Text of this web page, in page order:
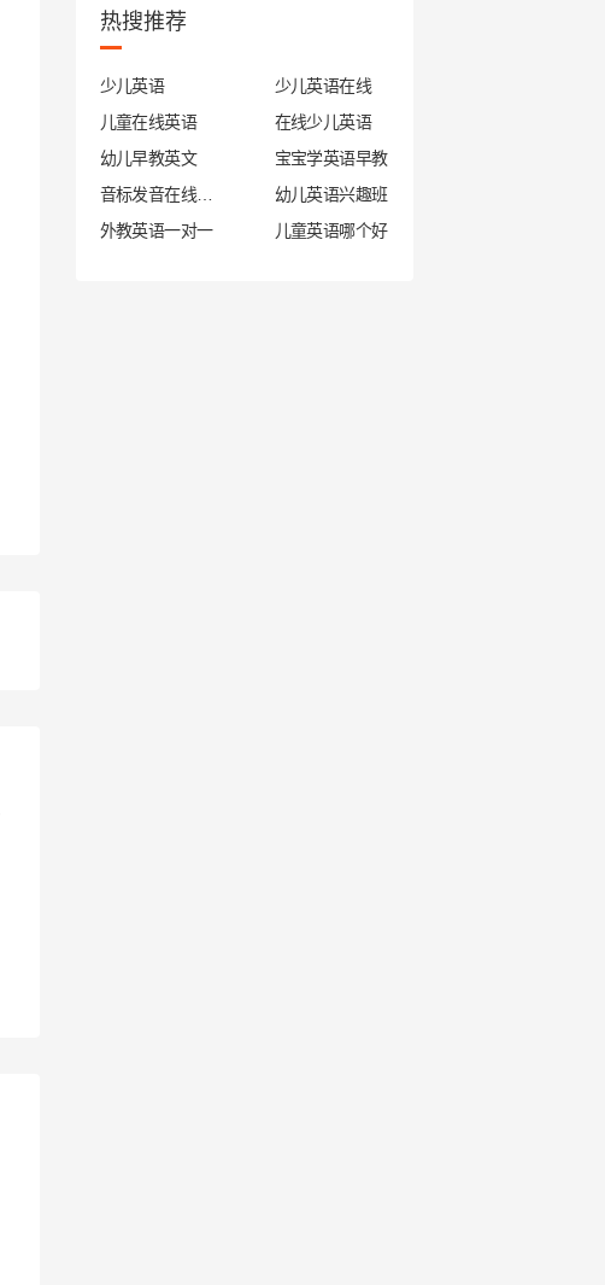
热搜推荐
少儿英语
少儿英语在线
儿童在线英语
在线少儿英语
幼儿早教英文
宝宝学英语早教
幼儿英语兴趣班
外教英语一对一
儿童英语哪个好